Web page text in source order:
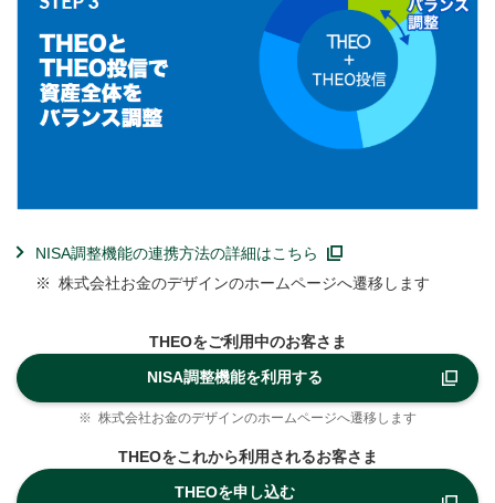
NISA調整機能の連携方法の詳細はこちら
※ 株式会社お金のデザインのホームページへ遷移します
THEOをご利用中のお客さま
NISA調整機能を利用する
※ 株式会社お金のデザインのホームページへ遷移します
THEOをこれから利用されるお客さま
THEOを申し込む